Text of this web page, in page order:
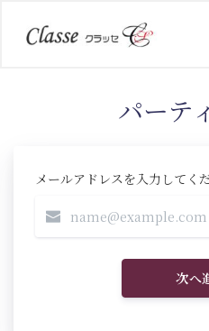
パーテ
メールアドレスを入力してくだ
次へ